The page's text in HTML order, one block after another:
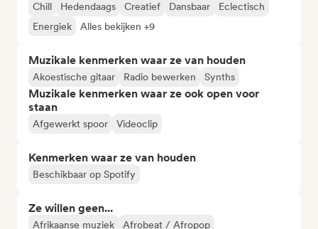
Chill Hedendaags Creatief Dansbaar
Eclectisch
Energiek
Alles bekijken +9
Muzikale kenmerken waar ze van houden
Akoestische gitaar Radio bewerken Synths
Muzikale kenmerken waar ze ook open voor
staan
Afgewerkt spoor Videoclip
Kenmerken waar ze van houden
Beschikbaar op Spotify
Ze willen geen...
Afrikaanse muziek Afrobeat / Afropop